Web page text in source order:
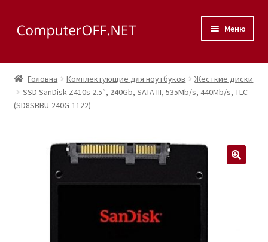
до
до
Меню
Корзина
Магазин
меню
Головна Комплектующие для ноутбуков
Жесткие диски
SSD SanDisk Z410s 2.5″, 240Gb, SATA III, 535Mb/s, 440Mb/s, TLC
(SD8SBBU-240G-1122)